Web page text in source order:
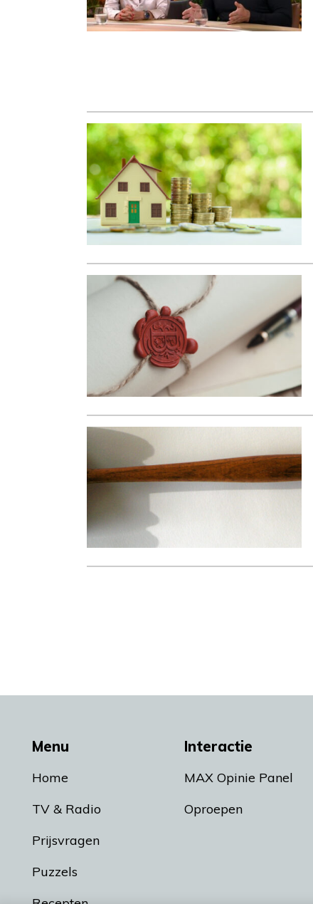
Menu
Home
TV & Radio
Prijsvragen
Puzzels
Interactie
MAX Opinie Panel
Oproepen